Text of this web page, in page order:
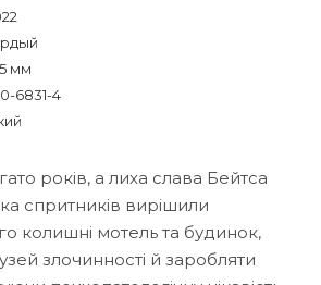
мм
6831-4
років, а лиха слава Бейтса
спритників вирішили
колишні мотель та будинок,
злочинності й заробляти